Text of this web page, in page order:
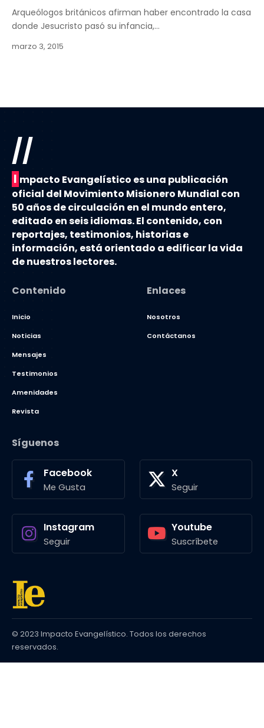
Arqueólogos británicos afirman haber encontrado la casa
donde Jesucristo pasó su infancia,…
marzo 3, 2015
//
I mpacto Evangelístico es una publicación
oficial del Movimiento Misionero Mundial con
50 años de circulación en el mundo entero,
editado en seis idiomas. El contenido, con
reportajes, testimonios, historias e
información, está orientado a edificar la vida
de nuestros lectores.
Contenido
Inicio
Noticias
Mensajes
Testimonios
Amenidades
Revista
Enlaces
Nosotros
Contáctanos
Síguenos
Facebook
Me Gusta
X
Seguir
Instagram
Seguir
Youtube
Suscríbete
© 2023 Impacto Evangelístico. Todos los derechos
reservados.